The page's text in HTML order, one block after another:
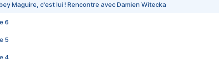
Maguire, c'est lui ! Rencontre avec Damien Witecka
6
5
4